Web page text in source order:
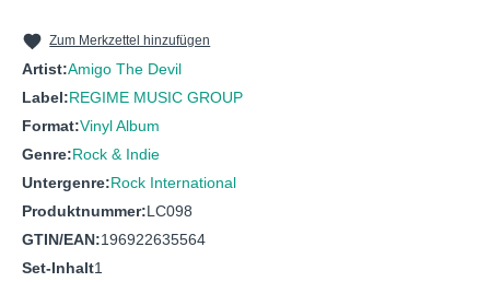
Zum Merkzettel hinzufügen
Artist:Amigo The Devil
Label:REGIME MUSIC GROUP
Format:Vinyl Album
Genre:Rock & Indie
Untergenre:Rock International
Produktnummer:LC098
GTIN/EAN:196922635564
Set-Inhalt1